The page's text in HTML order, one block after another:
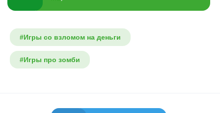
#Игры со взломом на деньги
#Игры про зомби